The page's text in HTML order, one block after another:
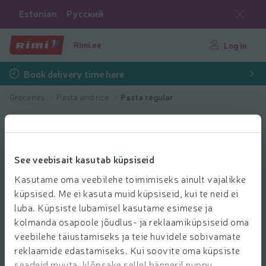
See veebisait kasutab küpsiseid
Kasutame oma veebilehe toimimiseks ainult vajalikke
küpsised. Me ei kasuta muid küpsiseid, kui te neid ei
luba. Küpsiste lubamisel kasutame esimese ja
kolmanda osapoole jõudlus- ja reklaamiküpsiseid oma
veebilehe täiustamiseks ja teie huvidele sobivamate
reklaamide edastamiseks. Kui soovite oma küpsiste
Estonian Русский
Rimi.ee Log in
Book delivery time here
Groceries Pasta and rice Pasta regular